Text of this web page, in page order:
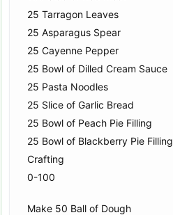
25 Tarragon Leaves
25 Asparagus Spear
25 Cayenne Pepper
25 Bowl of Dilled Cream Sauce
25 Pasta Noodles
25 Slice of Garlic Bread
25 Bowl of Peach Pie Filling
25 Bowl of Blackberry Pie Filling
Crafting
0-100
Make 50 Ball of Dough